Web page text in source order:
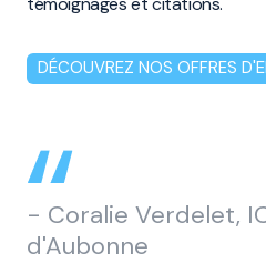
DÉCOUVREZ NOS OFFRES
- Coralie Verdelet,
d'Aubonne